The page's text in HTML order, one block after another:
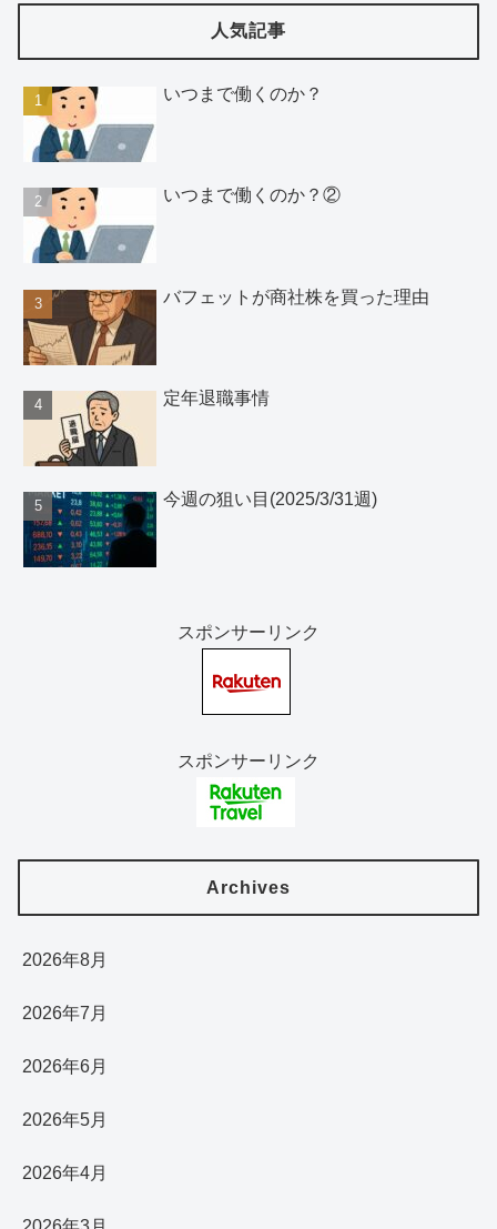
人気記事
いつまで働くのか？
いつまで働くのか？②
バフェットが商社株を買った理由
定年退職事情
今週の狙い目(2025/3/31週)
スポンサーリンク
スポンサーリンク
Archives
2026年8月
2026年7月
2026年6月
2026年5月
2026年4月